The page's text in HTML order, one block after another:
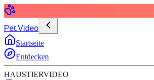
Pet.Video
Startseite
Entdecken
HAUSTIERVIDEO